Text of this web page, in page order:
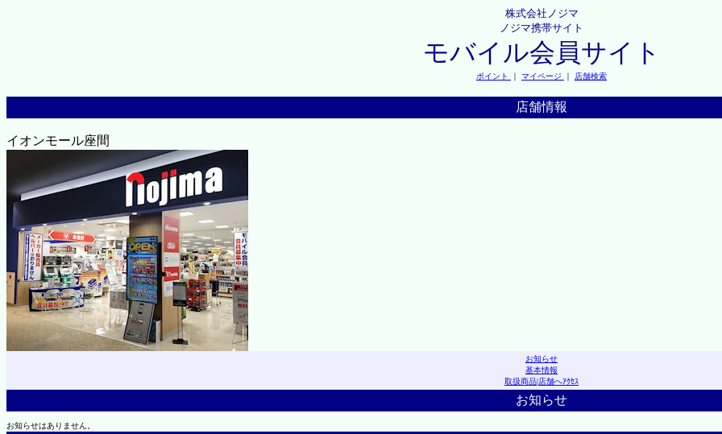
株式会社ノジマ
ノジマ携帯サイト
モバイル会員サイト
ポイント ｜ マイページ ｜ 店舗検索
店舗情報
イオンモール座間
お知らせ
基本情報
取扱商品|店舗へｱｸｾｽ
お知らせ
お知らせはありません。